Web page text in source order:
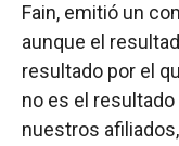
Fain, emitió un
aunque el
resultado por el
no es el
nuestros